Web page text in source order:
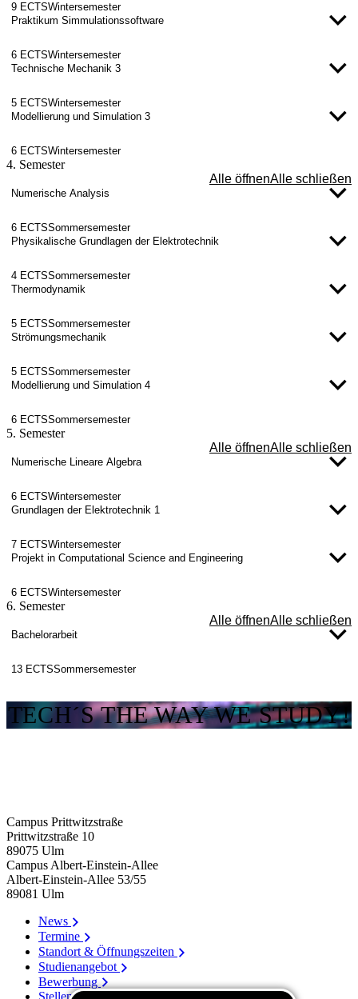
9 ECTSWintersemester
Praktikum Simmulationssoftware
6 ECTSWintersemester
Technische Mechanik 3
5 ECTSWintersemester
Modellierung und Simulation 3
6 ECTSWintersemester
4. Semester
Alle öffnenAlle schließen
Numerische Analysis
6 ECTSSommersemester
Physikalische Grundlagen der Elektrotechnik
4 ECTSSommersemester
Thermodynamik
5 ECTSSommersemester
Strömungsmechanik
5 ECTSSommersemester
Modellierung und Simulation 4
6 ECTSSommersemester
5. Semester
Alle öffnenAlle schließen
Numerische Lineare Algebra
6 ECTSWintersemester
Grundlagen der Elektrotechnik 1
7 ECTSWintersemester
Projekt in Computational Science and Engineering
6 ECTSWintersemester
6. Semester
Alle öffnenAlle schließen
Bachelorarbeit
13 ECTSSommersemester
TECH´S THE WAY WE STUDY!
Campus Prittwitzstraße
Prittwitzstraße 10
89075 Ulm
Campus Albert-Einstein-Allee
Albert-Einstein-Allee 53/​55
89081 Ulm
News
Termine
Standort & Öffnungszeiten
Studienangebot
Bewerbung